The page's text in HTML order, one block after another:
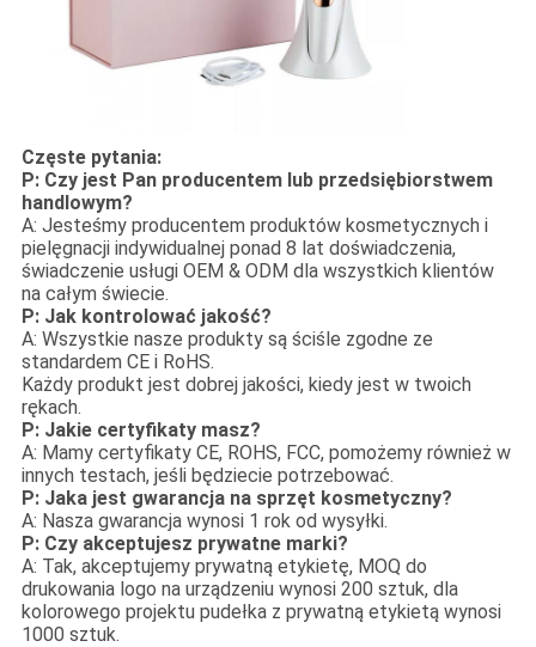
Częste pytania:
P: Czy jest Pan producentem lub przedsiębiorstwem
handlowym?
A: Jesteśmy producentem produktów kosmetycznych i
pielęgnacji indywidualnej ponad 8 lat doświadczenia,
świadczenie usługi OEM & ODM dla wszystkich klientów
na całym świecie.
P: Jak kontrolować jakość?
A: Wszystkie nasze produkty są ściśle zgodne ze
standardem CE i RoHS.
Każdy produkt jest dobrej jakości, kiedy jest w twoich
rękach.
P: Jakie certyfikaty masz?
A: Mamy certyfikaty CE, ROHS, FCC, pomożemy również w
innych testach, jeśli będziecie potrzebować.
P: Jaka jest gwarancja na sprzęt kosmetyczny?
A: Nasza gwarancja wynosi 1 rok od wysyłki.
P: Czy akceptujesz prywatne marki?
A: Tak, akceptujemy prywatną etykietę, MOQ do
drukowania logo na urządzeniu wynosi 200 sztuk, dla
kolorowego projektu pudełka z prywatną etykietą wynosi
1000 sztuk.